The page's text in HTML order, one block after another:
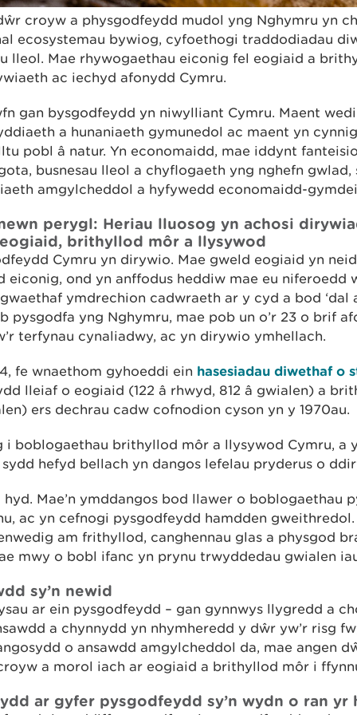
croyw a physgodfeydd mudol yng Nghymru yn
ecosystemau bywiog, cyfoethogi traddodiadau
lleol. Mae rhywogaethau eiconig fel eogiaid a
ac iechyd afonydd Cymru.
gan bysgodfeydd yn niwylliant Cymru. Maent
a hunaniaeth gymunedol ac maent yn
pobl â natur. Yn economaidd, mae iddynt
busnesau lleol a chyflogaeth yng nghefn gwlad,
amgylcheddol a hyfywedd economaidd-
perygl: Heriau lluosog yn achosi
brithyllod môr a llysywod
Cymru yn dirywio. Mae gweld eogiaid yn
eiconig, ond yn anffodus heddiw mae eu niferoedd
ymdrechion cadwraeth ar y cyd a bod ‘dal
pysgodfa yng Nghymru, mae pob un o’r 23 o brif
terfynau cynaliadwy, ac yn dirywio ymhellach.
fe wnaethom gyhoeddi ein hasesiadau diwethaf o
lleiaf o eogiaid (122 â rhwyd, 812 â gwialen) a
ers dechrau cadw cofnodion cyson yn y 1970au.
i boblogaethau brithyllod môr a llysywod Cymru, a
hefyd bellach yn dangos lefelau pryderus o
Mae’n ymddangos bod llawer o boblogaethau
ac yn cefnogi pysgodfeydd hamdden
am frithyllod, canghennau glas a physgod
mwy o bobl ifanc yn prynu trwyddedau gwialen
sy’n newid
ar ein pysgodfeydd – gan gynnwys llygredd a
a chynnydd yn nhymheredd y dŵr yw’r risg
o ansawdd amgylcheddol da, mae angen
a morol iach ar eogiaid a brithyllod môr i
ar gyfer pysgodfeydd sy’n wydn o ran yr